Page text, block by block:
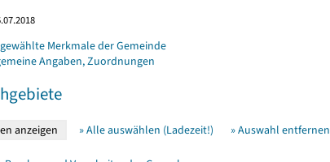
Merkmale der Gemeinde
Angaben, Zuordnungen
» Alle auswählen (Ladezeit!) » Auswahl entfernen